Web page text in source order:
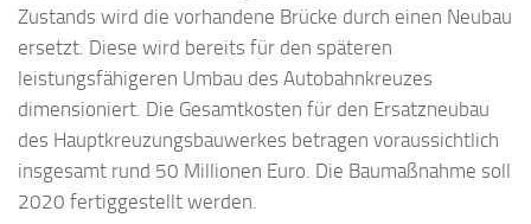
Zustands wird die vorhandene Brücke durch einen Neubau
ersetzt. Diese wird bereits für den späteren
leistungsfähigeren Umbau des Autobahnkreuzes
dimensioniert. Die Gesamtkosten für den Ersatzneubau
des Hauptkreuzungsbauwerkes betragen voraussichtlich
insgesamt rund 50 Millionen Euro. Die Baumaßnahme soll
2020 fertiggestellt werden.